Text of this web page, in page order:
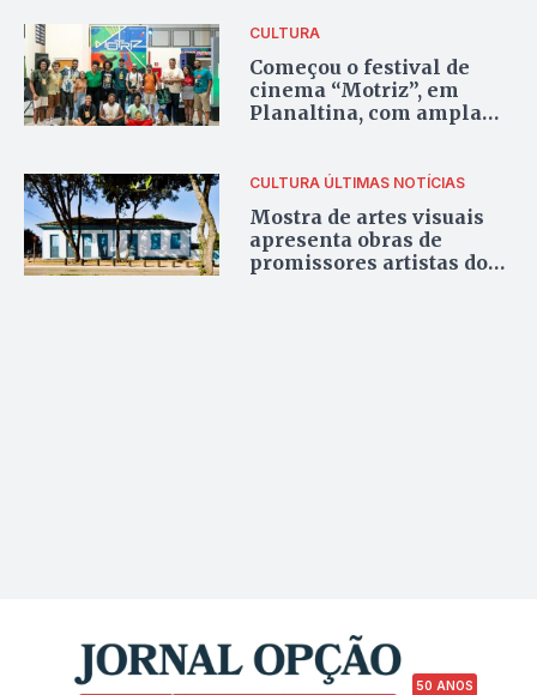
CULTURA
Começou o festival de
cinema “Motriz”, em
Planaltina, com ampla
CULTURA ÚLTIMAS NOTÍCIAS
Mostra de artes visuais
apresenta obras de
promissores artistas do
50 ANOS